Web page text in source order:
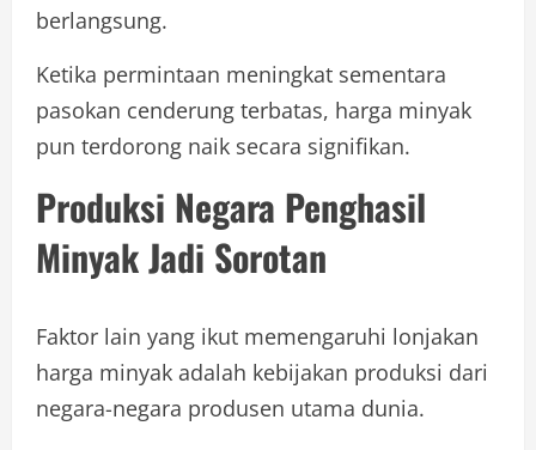
berlangsung.
Ketika permintaan meningkat sementara
pasokan cenderung terbatas, harga minyak
pun terdorong naik secara signifikan.
Produksi Negara Penghasil
Minyak Jadi Sorotan
Faktor lain yang ikut memengaruhi lonjakan
harga minyak adalah kebijakan produksi dari
negara-negara produsen utama dunia.